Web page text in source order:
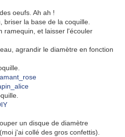
oeufs. Ah ah !
briser la base de la coquille.
ramequin, et laisser l'écouler
agrandir le diamètre en fonction
un disque de diamètre
j'ai collé des gros confettis).